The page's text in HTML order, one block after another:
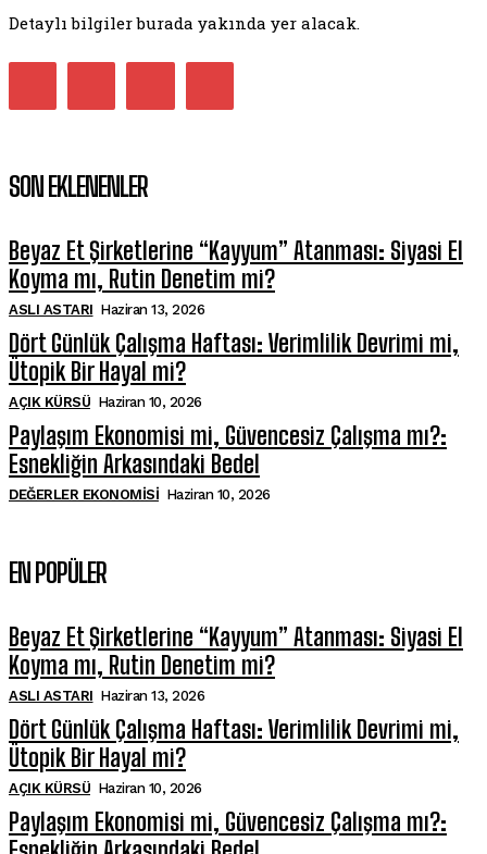
Detaylı bilgiler burada yakında yer alacak.
SON EKLENENLER
Beyaz Et Şirketlerine “Kayyum” Atanması: Siyasi El
Koyma mı, Rutin Denetim mi?
ASLI ASTARI Haziran 13, 2026
Dört Günlük Çalışma Haftası: Verimlilik Devrimi mi,
Ütopik Bir Hayal mi?
AÇIK KÜRSÜ Haziran 10, 2026
Paylaşım Ekonomisi mi, Güvencesiz Çalışma mı?:
Esnekliğin Arkasındaki Bedel
DEĞERLER EKONOMISI Haziran 10, 2026
EN POPÜLER
Beyaz Et Şirketlerine “Kayyum” Atanması: Siyasi El
Koyma mı, Rutin Denetim mi?
ASLI ASTARI Haziran 13, 2026
Dört Günlük Çalışma Haftası: Verimlilik Devrimi mi,
Ütopik Bir Hayal mi?
AÇIK KÜRSÜ Haziran 10, 2026
Paylaşım Ekonomisi mi, Güvencesiz Çalışma mı?: